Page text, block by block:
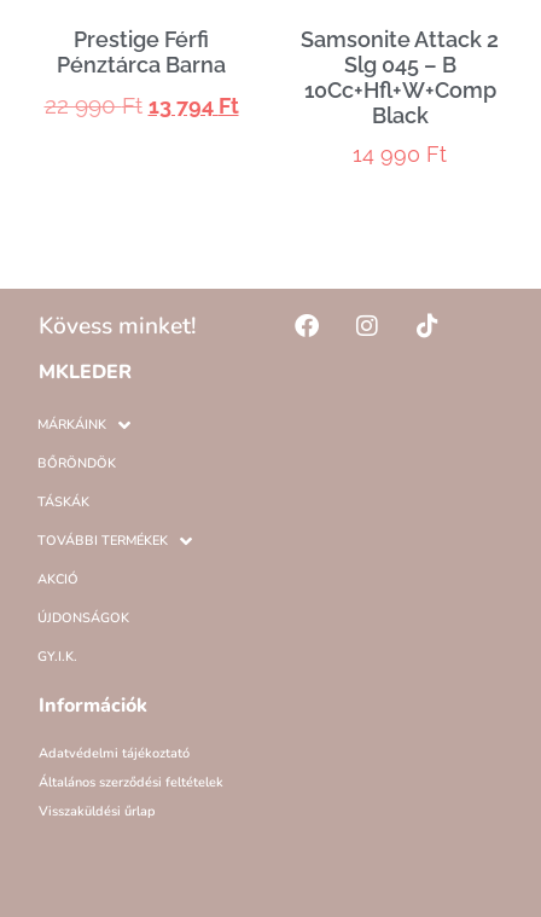
Prestige Férfi
Pénztárca Barna
22 990Ft 13 794 Ft
Samsonite Attack 2
Slg 045 – B
10Cc+Hfl+W+Comp
Black
14 990 Ft
Kövess minket!
MKLEDER
MÁRKÁINK
BŐRÖNDÖK
TÁSKÁK
TOVÁBBI TERMÉKEK
AKCIÓ
ÚJDONSÁGOK
GY.I.K.
Információk
Adatvédelmi tájékoztató
Általános szerződési feltételek
Visszaküldési űrlap